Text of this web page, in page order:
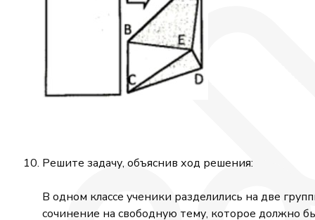
Решите задачу, объяснив ход решения:
В одном классе ученики разделились на две
сочинение на свободную тему, которое должно